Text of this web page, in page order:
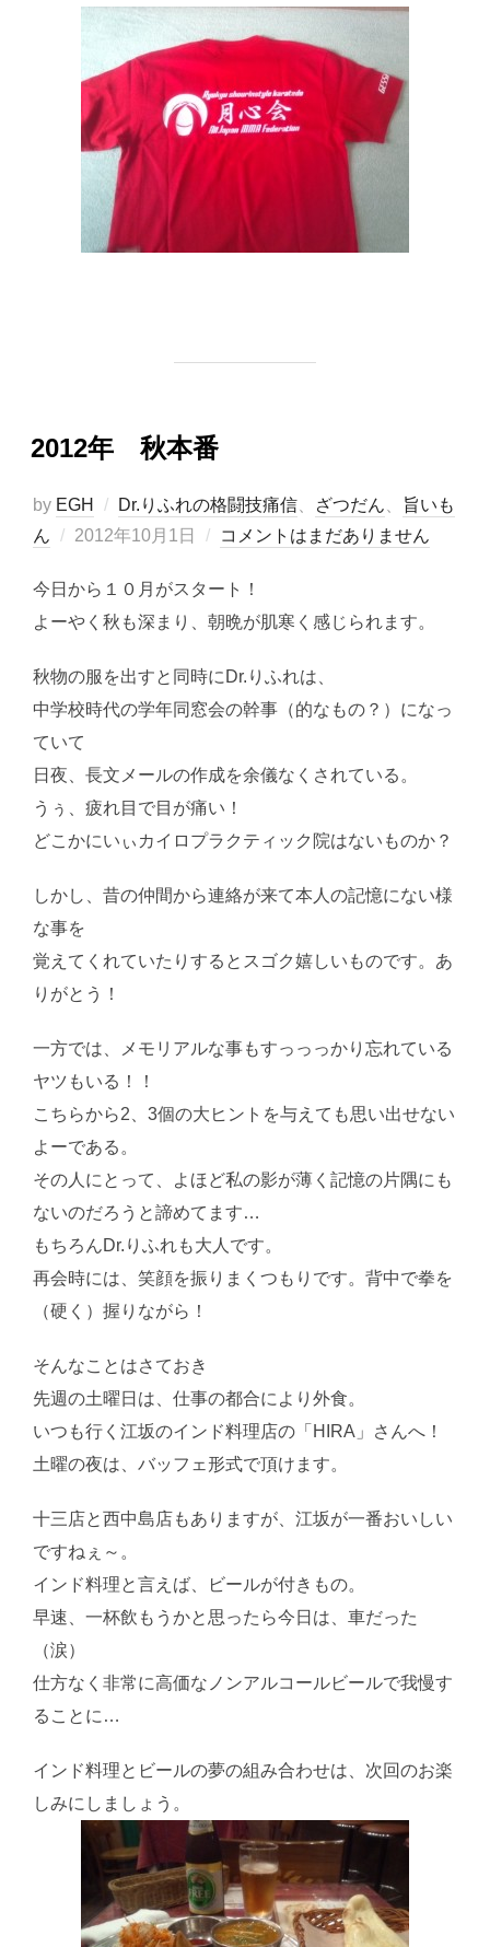
2012年 秋本番
by EGH Dr.りふれの格闘技痛信 ざつだん
旨いも
ん
投
日:
2012年10月1日 コメントはまだありません
今日から１０月がスタート！
よーやく秋も深まり、朝晩が肌寒く感じられます。
秋物の服を出すと同時にDr.りふれは、
中学校時代の学年同窓会の幹事（的なもの？）になっ
ていて
日夜、長文メールの作成を余儀なくされている。
うぅ、疲れ目で目が痛い！
どこかにいぃカイロプラクティック院はないものか？
しかし、昔の仲間から連絡が来て本人の記憶にない様
な事を
覚えてくれていたりするとスゴク嬉しいものです。あ
りがとう！
一方では、メモリアルな事もすっっっかり忘れている
ヤツもいる！！
こちらから2、3個の大ヒントを与えても思い出せない
よーである。
その人にとって、よほど私の影が薄く記憶の片隅にも
ないのだろうと諦めてます…
もちろんDr.りふれも大人です。
再会時には、笑顔を振りまくつもりです。背中で拳を
（硬く）握りながら！
そんなことはさておき
先週の土曜日は、仕事の都合により外食。
いつも行く江坂のインド料理店の「HIRA」さんへ！
土曜の夜は、バッフェ形式で頂けます。
十三店と西中島店もありますが、江坂が一番おいしい
ですねぇ～。
インド料理と言えば、ビールが付きもの。
早速、一杯飲もうかと思ったら今日は、車だった
（涙）
仕方なく非常に高価なノンアルコールビールで我慢す
ることに…
インド料理とビールの夢の組み合わせは、次回のお楽
しみにしましょう。